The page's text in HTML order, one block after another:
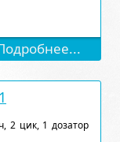
2 цик, 1 дозатор